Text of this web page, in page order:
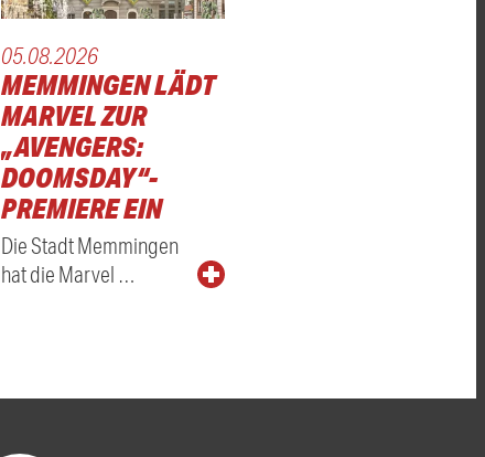
05.08.2026
MEMMINGEN LÄDT
MARVEL ZUR
„AVENGERS:
DOOMSDAY“-
PREMIERE EIN
Die Stadt Memmingen
hat die Marvel …